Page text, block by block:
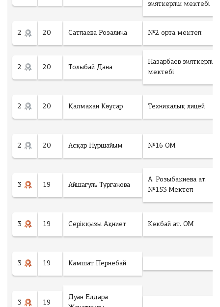
зияткерлік мектебі
2 20 Сатпаева Розалина №2 орта мектеп
2 20 Толыбай Дана
Назарбаев зияткерлік
мектебі
2 20 Қалмахан Кәусар Техникалық лицей
2 20 Асқар Нұршайым №16 ОМ
3 19 Айшагуль Турганова
А. Розыбакиева ат.
№153 Мектеп
3 19 Серікқызы Ақниет Көкбай ат. ОМ
3 19 Камшат Пернебай
3 19
Дуан Елдара